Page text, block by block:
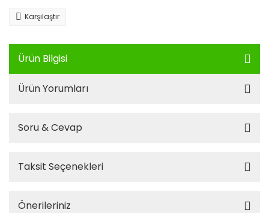
Karşılaştır
Ürün Bilgisi
Ürün Yorumları
Soru & Cevap
Taksit Seçenekleri
Önerileriniz